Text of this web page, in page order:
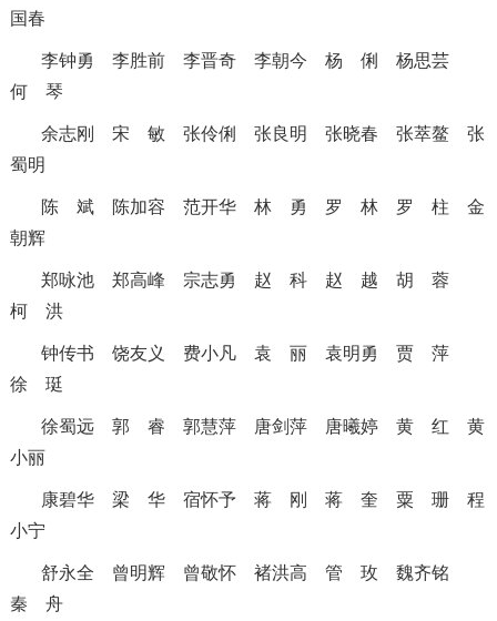
国春
李钟勇 李胜前 李晋奇 李朝今 杨 俐 杨思芸
何 琴
余志刚 宋 敏 张伶俐 张良明 张晓春 张萃鳌 张
蜀明
陈 斌 陈加容 范开华 林 勇 罗 林 罗 柱 金
朝辉
郑咏池 郑高峰 宗志勇 赵 科 赵 越 胡 蓉
柯 洪
钟传书 饶友义 费小凡 袁 丽 袁明勇 贾 萍
徐 珽
徐蜀远 郭 睿 郭慧萍 唐剑萍 唐曦婷 黄 红 黄
小丽
康碧华 梁 华 宿怀予 蒋 刚 蒋 奎 粟 珊 程
小宁
舒永全 曾明辉 曾敬怀 褚洪高 管 玫 魏齐铭
秦 舟